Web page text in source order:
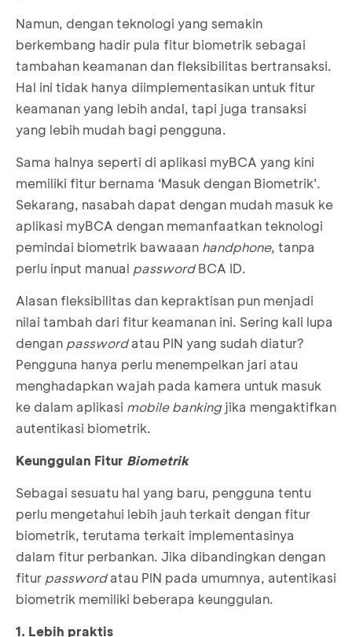
Namun, dengan teknologi yang semakin
berkembang hadir pula fitur biometrik sebagai
tambahan keamanan dan fleksibilitas bertransaksi.
Hal ini tidak hanya diimplementasikan untuk fitur
keamanan yang lebih andal, tapi juga transaksi
yang lebih mudah bagi pengguna.
Sama halnya seperti di aplikasi myBCA yang kini
memiliki fitur bernama ‘Masuk dengan Biometrik’.
Sekarang, nasabah dapat dengan mudah masuk ke
aplikasi myBCA dengan memanfaatkan teknologi
pemindai biometrik bawaaan handphone, tanpa
perlu input manual passwordBCA ID.
Alasan fleksibilitas dan kepraktisan pun menjadi
nilai tambah dari fitur keamanan ini. Sering kali lupa
dengan passwordatau PIN yang sudah diatur?
Pengguna hanya perlu menempelkan jari atau
menghadapkan wajah pada kamera untuk masuk
ke dalam aplikasi mobile bankingjika mengaktifkan
autentikasi biometrik.
Keunggulan Fitur Biometrik
Sebagai sesuatu hal yang baru, pengguna tentu
perlu mengetahui lebih jauh terkait dengan fitur
biometrik, terutama terkait implementasinya
dalam fitur perbankan. Jika dibandingkan dengan
fitur passwordatau PIN pada umumnya, autentikasi
biometrik memiliki beberapa keunggulan.
1. Lebih praktis